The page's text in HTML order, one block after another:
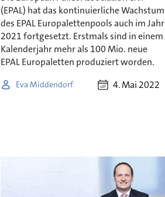
(EPAL) hat das kontinuierliche Wachstum
des EPAL Europalettenpools auch im Jahr
2021 fortgesetzt. Erstmals sind in einem
Kalenderjahr mehr als 100 Mio. neue
EPAL Europaletten produziert worden.
Eva Middendorf 4. Mai 2022